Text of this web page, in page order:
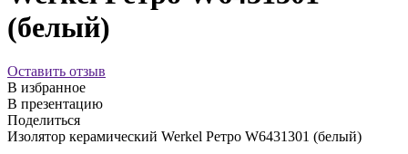
(белый)
Оставить отзыв
В избранное
В презентацию
Поделиться
Изолятор керамический Werkel Ретро W6431301 (белый)